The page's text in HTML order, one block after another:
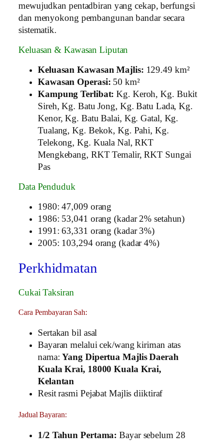
mewujudkan pentadbiran yang cekap, berfungsi
dan menyokong pembangunan bandar secara
sistematik.
Keluasan & Kawasan Liputan
Keluasan Kawasan Majlis: 129.49 km²
Kawasan Operasi: 50 km²
Kampung Terlibat: Kg. Keroh, Kg. Bukit
Sireh, Kg. Batu Jong, Kg. Batu Lada, Kg.
Kenor, Kg. Batu Balai, Kg. Gatal, Kg.
Tualang, Kg. Bekok, Kg. Pahi, Kg.
Telekong, Kg. Kuala Nal, RKT
Mengkebang, RKT Temalir, RKT Sungai
Pas
Data Penduduk
1980: 47,009 orang
1986: 53,041 orang (kadar 2% setahun)
1991: 63,331 orang (kadar 3%)
2005: 103,294 orang (kadar 4%)
Perkhidmatan
Cukai Taksiran
Cara Pembayaran Sah:
Sertakan bil asal
Bayaran melalui cek/wang kiriman atas
nama:Yang Dipertua Majlis Daerah
Kuala Krai, 18000 Kuala Krai,
Kelantan
Resit rasmi Pejabat Majlis diiktiraf
Jadual Bayaran:
1/2 Tahun Pertama: Bayar sebelum 28